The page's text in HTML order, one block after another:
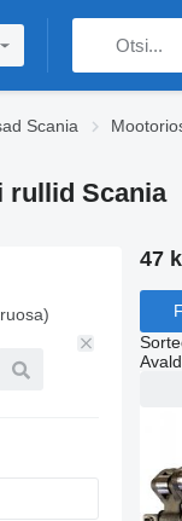
Scania
rullid Scania
47